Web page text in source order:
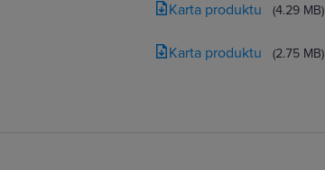
Karta produktu (4.29 MB)
Karta produktu (2.75 MB)